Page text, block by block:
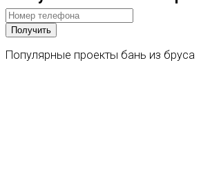
Популярные проекты бань из бруса